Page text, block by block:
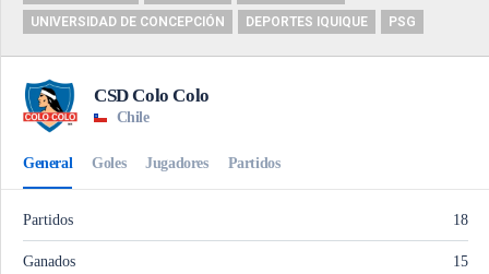
UNIVERSIDAD DE CONCEPCIÓN
DEPORTES IQUIQUE PSG